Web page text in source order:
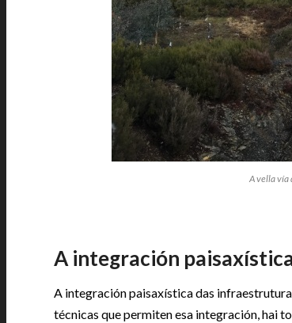
A vella vía
A integración
A integración paisaxística das
técnicas que permiten esa integración, hai